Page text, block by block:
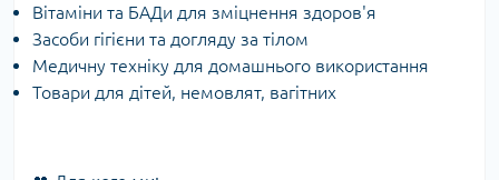
Вітаміни та БАДи для зміцнення здоров'я
Засоби гігієни та догляду за тілом
Медичну техніку для домашнього використання
Товари для дітей, немовлят, вагітних